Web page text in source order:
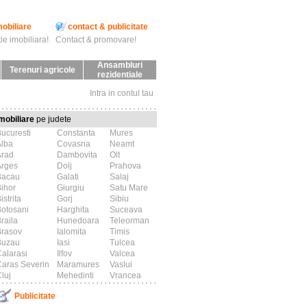
contact & publicitate
imobiliara! Contact & promovare!
Terenuri agricole
Ansambluri
rezidentiale
Intra in contul tau
pe judete
Constanta
Mures
Covasna
Neamt
Dambovita
Olt
Dolj
Prahova
Galati
Salaj
Giurgiu
Satu Mare
Gorj
Sibiu
Harghita
Suceava
Hunedoara
Teleorman
Ialomita
Timis
Iasi
Tulcea
Ilfov
Valcea
Severin
Maramures
Vaslui
Mehedinti Vrancea
Publicitate